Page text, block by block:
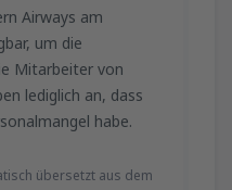
Airways am
um die
Mitarbeiter von
lediglich an, dass
habe.
übersetzt aus dem